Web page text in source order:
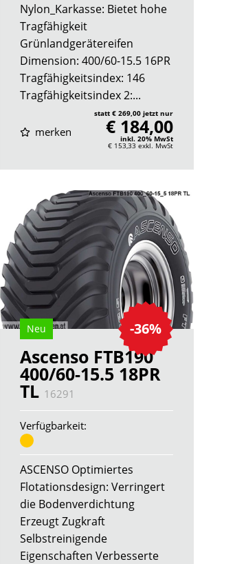
Nylon_Karkasse: Bietet hohe
Tragfähigkeit
Grünlandgerätereifen
Dimension: 400/60-15.5 16PR
Tragfähigkeitsindex: 146
Tragfähigkeitsindex 2:...
merken
statt € 269,00 jetzt nur
€ 184,00
inkl. 20% MwSt
€ 153,33 exkl. MwSt
-36%
Neu
Ascenso FTB190
400/60-15.5 18PR
TL 16291
Verfügbarkeit:
ASCENSO Optimiertes
Flotationsdesign: Verringert
die Bodenverdichtung
Erzeugt Zugkraft
Selbstreinigende
Eigenschaften Verbesserte